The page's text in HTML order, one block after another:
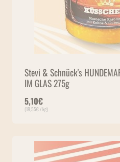
Stevi & Schnück's
IM GLAS 275g
5,10€
(18,55€ / kg)